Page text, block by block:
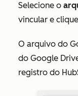
Selecione o
vincular e
O arquivo do
do Google
registro do